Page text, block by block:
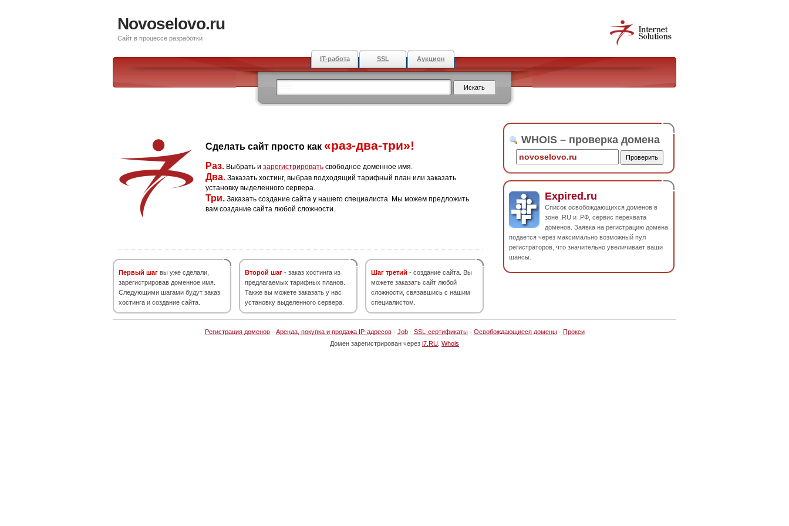
Novoselovo.ru
Сайт в процессе разработки
IT-работа SSL Аукцион
Сделать сайт просто как «раз-два-три»!
Раз. Выбрать и зарегистрировать свободное доменное имя.
Два. Заказать хостинг, выбрав подходящий тарифный план или заказать
установку выделенного сервера.
Три. Заказать создание сайта у нашего специалиста. Мы можем предложить
вам создание сайта любой сложности.
Первый шаг вы уже сделали,
зарегистрировав доменное имя.
Следующими шагами будут заказ
хостинга и создание сайта.
Второй шаг - заказ хостинга из
предлагаемых тарифных планов.
Также вы можете заказать у нас
установку выделенного сервера.
Шаг третий - создание сайта. Вы
можете заказать сайт любой
сложности, связавшись с нашим
специалистом.
WHOIS – проверка домена
Expired.ru
Список освобождающихся доменов в
зоне .RU и .РФ, сервис перехвата
доменов. Заявка на регистрацию домена
подается через максимально возможный пул
регистраторов, что значительно увеличивает ваши
шансы.
Регистрация доменов· Аренда, покупка и продажа IP-адресов· Job· SSL-сертификаты· Освобождающиеся домены· Прокси
Домен зарегистрирован через i7.RU Whois